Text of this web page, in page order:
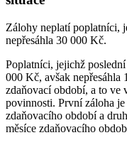
Zálohy neplatí poplatníci,
nepřesáhla 30 000 Kč.
Poplatníci, jejichž
000 Kč, avšak nepřesáhla
zdaňovací období, a to ve
povinnosti. První záloha je
zdaňovacího období a
měsíce zdaňovacího